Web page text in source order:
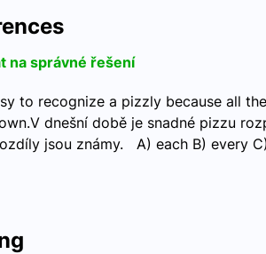
na správné řešení
to recognize a pizzly because all the
dnešní době je snadné pizzu
jsou známy. A) each B) every